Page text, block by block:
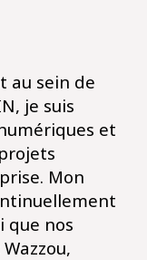
au sein de
je suis
et
Mon
que nos